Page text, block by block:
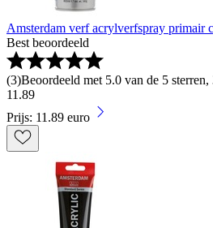
Amsterdam verf acrylverfspray primair
Best beoordeeld
(3)Beoordeeld met 5.0 van de 5
11 .89
Prijs: 11.89 euro